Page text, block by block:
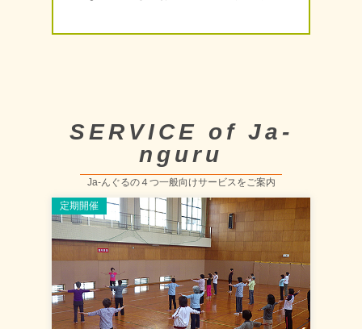
SERVICE of Ja-
nguru
Ja-んぐるの４つ一般向けサービスをご案内
定期開催